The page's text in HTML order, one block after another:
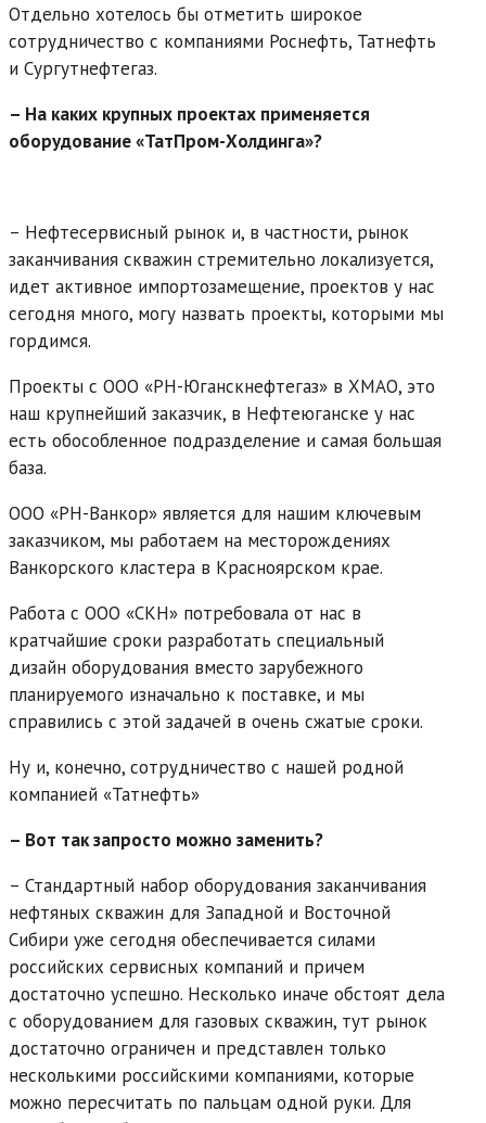
Отдельно хотелось бы отметить широкое
сотрудничество с компаниями Роснефть, Татнефть
и Сургутнефтегаз.
– На каких крупных проектах применяется
оборудование «ТатПром-Холдинга»?
– Нефтесервисный рынок и, в частности, рынок
заканчивания скважин стремительно локализуется,
идет активное импортозамещение, проектов у нас
сегодня много, могу назвать проекты, которыми мы
гордимся.
Проекты с ООО «РН-Юганскнефтегаз» в ХМАО, это
наш крупнейший заказчик, в Нефтеюганске у нас
есть обособленное подразделение и самая большая
база.
ООО «РН-Ванкор» является для нашим ключевым
заказчиком, мы работаем на месторождениях
Ванкорского кластера в Красноярском крае.
Работа с ООО «СКН» потребовала от нас в
кратчайшие сроки разработать специальный
дизайн оборудования вместо зарубежного
планируемого изначально к поставке, и мы
справились с этой задачей в очень сжатые сроки.
Ну и, конечно, сотрудничество с нашей родной
компанией «Татнефть»
– Вот так запросто можно заменить?
– Стандартный набор оборудования заканчивания
нефтяных скважин для Западной и Восточной
Сибири уже сегодня обеспечивается силами
российских сервисных компаний и причем
достаточно успешно. Несколько иначе обстоят дела
с оборудованием для газовых скважин, тут рынок
достаточно ограничен и представлен только
несколькими российскими компаниями, которые
можно пересчитать по пальцам одной руки. Для